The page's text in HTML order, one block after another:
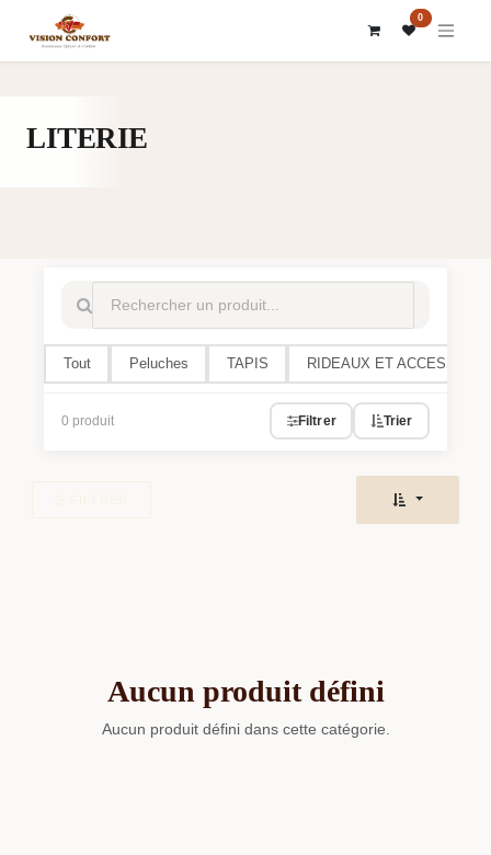
0
LITERIE
Tout Peluches TAPIS RIDEAUX ET
0 produit Filtrer Trier
Aucun produit défini
Aucun produit défini dans cette catégorie.